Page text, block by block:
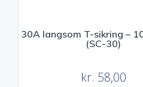
30A langsom T-sikring –
(SC-30)
kr. 58,00